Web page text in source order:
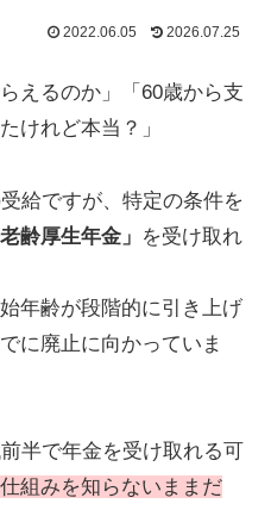
2022.06.05 2026.07.25
えるのか」「60歳から支
けれど本当？」
給ですが、特定の条件を
齢厚生年金」 を受け取れ
年齢が段階的に引き上げ
に廃止に向かっていま
半で年金を受け取れる可
仕組みを知らないままだ